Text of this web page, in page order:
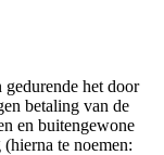
het door
betaling van de
en buitengewone
te noemen: